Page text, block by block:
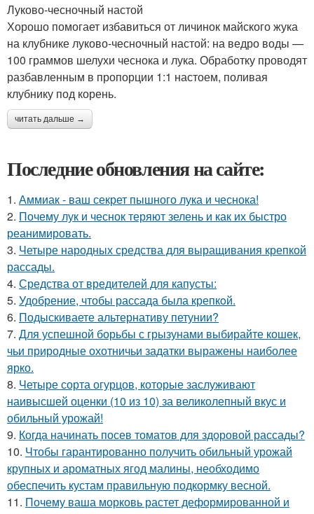
Луково-чесночный настой
Хорошо помогает избавиться от личинок майского жука
на клубнике луково-чесночный настой: на ведро воды —
100 граммов шелухи чеснока и лука. Обработку проводят
разбавленным в пропорции 1:1 настоем, поливая
клубнику под корень.
читать дальше →
Последние обновления на сайте:
1. Аммиак - ваш секрет пышного лука и чеснока!
2. Почему лук и чеснок теряют зелень и как их быстро
реанимировать.
3. Четыре народных средства для выращивания крепкой
рассады.
4. Средства от вредителей для капусты:
5. Удобрение, чтобы рассада была крепкoй.
6. Подыскиваете альтернативу петунии?
7. Для успешной борьбы с грызунами выбирайте кошек,
чьи природные охотничьи задатки выражены наиболее
ярко.
8. Четыре сорта огурцов, которые заслуживают
наивысшей оценки (10 из 10) за великолепный вкус и
обильный урожай!
9. Когда начинать посев томатов для здоровой рассады?
10. Чтобы гарантированно получить обильный урожай
крупных и ароматных ягод малины, необходимо
обеспечить кустам правильную подкормку весной.
11. Почему ваша морковь растет деформированной и